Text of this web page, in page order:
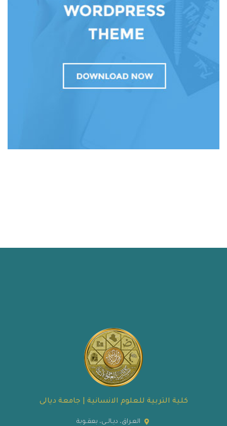
كلية التربية للعلوم الانسانية | جامعة ديالى
العـراق، ديـالــى، بعقــوبة